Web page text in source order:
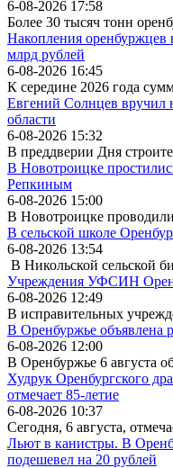
6-08-2026 17:58
Более 30 тысяч тонн
Накопления оренбуржцев
млрд рублей
6-08-2026 16:45
К середине 2026 года
Евгений Солнцев вручил
области
6-08-2026 15:32
В преддверии Дня
В Новотроицке
Репкиным
6-08-2026 15:00
В Новотроицке
В сельской школе
6-08-2026 13:54
В Никольской сельской
Учреждения УФСИН
6-08-2026 12:49
В исправительных
В Оренбуржье объявлена
6-08-2026 12:00
В Оренбуржье 6 августа
Худрук Оренбургского
отмечает 85-летие
6-08-2026 10:37
Сегодня, 6 августа,
Льют в канистры. В
подешевел на 20 рублей